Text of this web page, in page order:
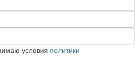
условия политики